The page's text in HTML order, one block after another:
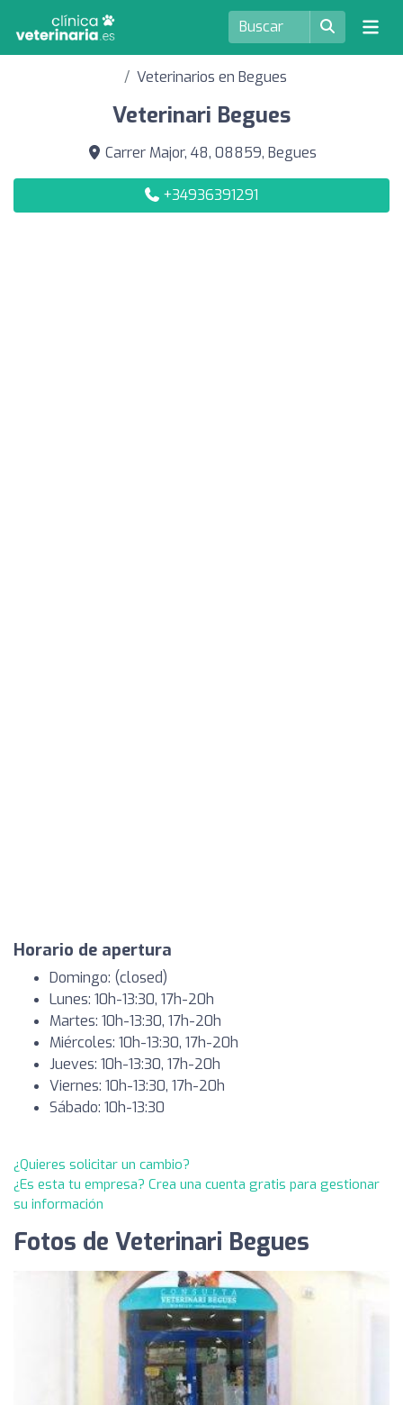
Veterinarios en Begues
Veterinari Begues
Carrer Major, 48, 08859, Begues
+34936391291
Horario de apertura
Domingo: (closed)
Lunes: 10h-13:30, 17h-20h
Martes: 10h-13:30, 17h-20h
Miércoles: 10h-13:30, 17h-20h
Jueves: 10h-13:30, 17h-20h
Viernes: 10h-13:30, 17h-20h
Sábado: 10h-13:30
¿Quieres solicitar un cambio?
¿Es esta tu empresa? Crea una cuenta gratis para gestionar
su información
Fotos de Veterinari Begues